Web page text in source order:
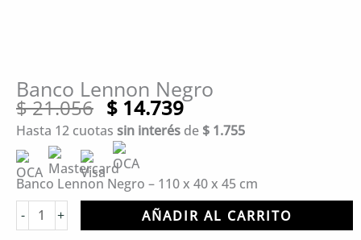
Banco Lennon Negro
$21.056 El
precio
original
era:
$ 21.056.
$ 14.739El
precio
$ 14.739.
Hasta 12 cuotas sin interés de $ 1.755
Banco Lennon Negro – 110 x 40 x 45 cm
-Banco
Lennon
+ AÑADIR AL CARRITO